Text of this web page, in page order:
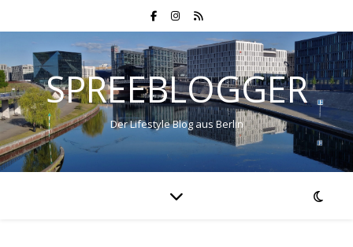
SPREEBLOGGER
Der Lifestyle Blog aus Berlin